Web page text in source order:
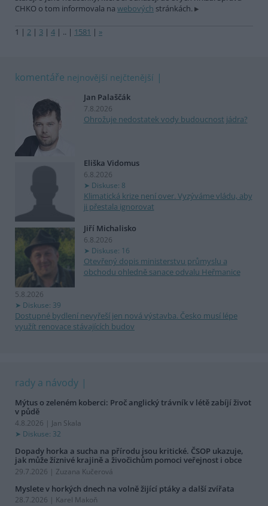
CHKO o tom informovala na webových stránkách.
1 | 2 | 3 | 4 | .. | 1581 | »
komentáře nejnovější nejčtenější
Jan Palaščák
7.8.2026
Ohrožuje nedostatek vody budoucnost jádra?
Eliška Vidomus
6.8.2026
Diskuse: 8
Klimatická krize není over. Vyzýváme vládu, aby
ji přestala ignorovat
Jiří Michalisko
6.8.2026
Diskuse: 16
Otevřený dopis ministerstvu průmyslu a
obchodu ohledně sanace odvalu Heřmanice
5.8.2026
Diskuse: 39
Dostupné bydlení nevyřeší jen nová výstavba. Česko musí lépe
využít renovace stávajících budov
rady a návody
Mýtus o zeleném koberci: Proč anglický trávník v létě zabíjí život
v půdě
4.8.2026 | Jan Skala
Diskuse: 32
Dopady horka a sucha na přírodu jsou kritické. ČSOP ukazuje,
jak může žíznivé krajině a živočichům pomoci veřejnost i obce
29.7.2026 | Zuzana Kučerová
Myslete v horkých dnech na volně žijící ptáky a další zvířata
28.7.2026 | Karel Makoň